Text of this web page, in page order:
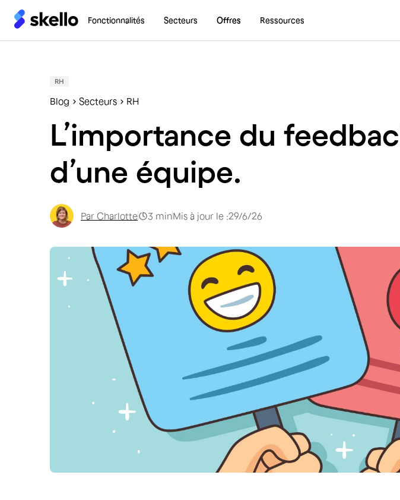
Fonctionnalités Secteurs Offres Ressources
RH
Blog Secteurs RH
L’importance du
d’une équipe.
Par Charlotte 3 minMis à jour le :29/6/26